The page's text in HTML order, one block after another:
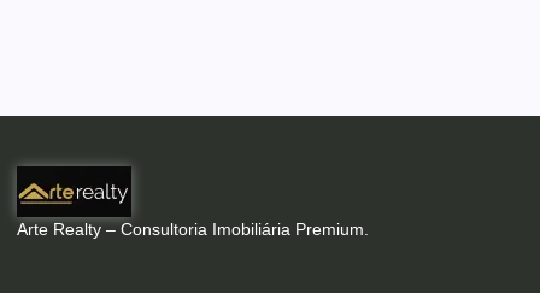
Arte Realty – Consultoria Imobiliária Premium.